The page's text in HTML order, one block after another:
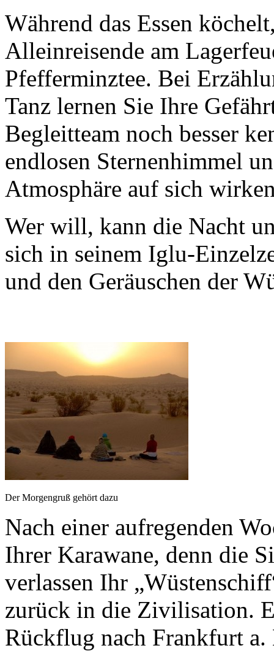
Während das Essen
Alleinreisende am
Pfefferminztee. Bei
Tanz lernen Sie Ihre
Begleitteam noch besser
endlosen Sternenhimmel
Atmosphäre auf sich
Wer will, kann die Nacht
sich in seinem Iglu-
und den Geräuschen der
Der Morgengruß gehört dazu
Nach einer aufregenden
Ihrer Karawane, denn die
verlassen Ihr
zurück in die Zivilisation.
Rückflug nach Frankfurt a.